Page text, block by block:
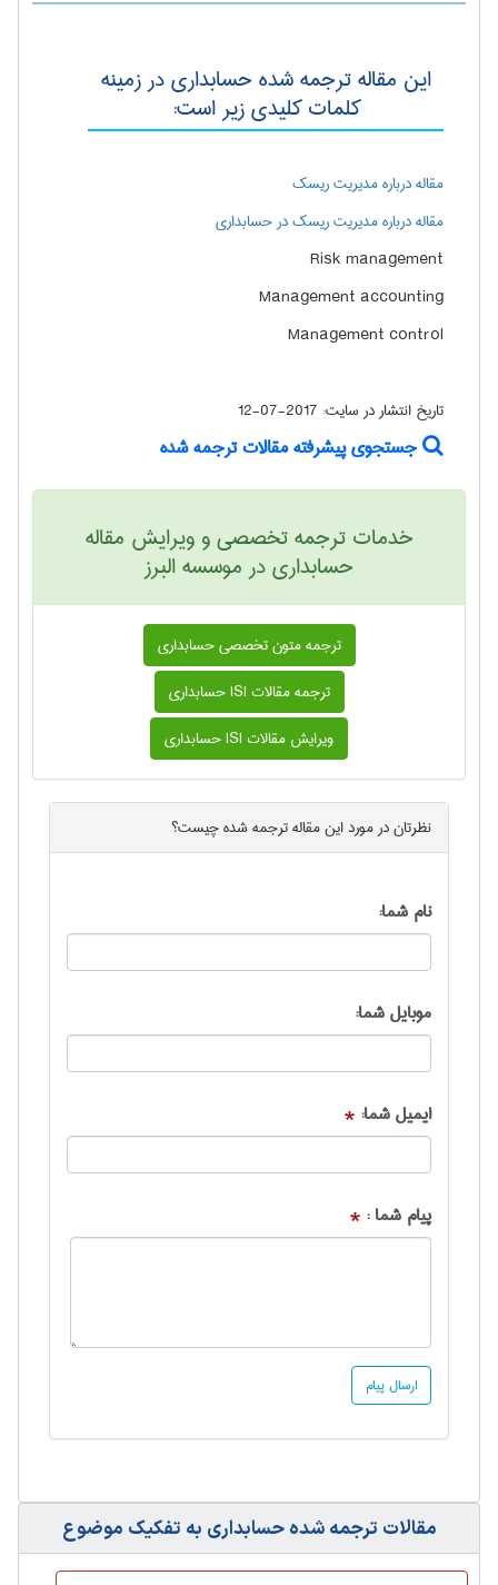
این مقاله ترجمه شده حسابداری در زمینه
کلمات کلیدی زیر است:
مقاله درباره مدیریت ریسک
مقاله درباره مدیریت ریسک در حسابداری
Risk management
Management accounting
Management control
تاریخ انتشار در سایت: 2017-07-12
جستجوی پیشرفته مقالات ترجمه شده
خدمات ترجمه تخصصی و ویرایش مقاله
حسابداری در موسسه البرز
ترجمه متون تخصصی حسابداری
ترجمه مقالات ISI حسابداری
ویرایش مقالات ISI حسابداری
نظرتان در مورد اینمقاله ترجمه شدهچیست؟
نام شما:
موبایل شما:
ایمیل شما: *
پیام شما : *
مقالات ترجمه شده حسابداری به تفکیک موضوع